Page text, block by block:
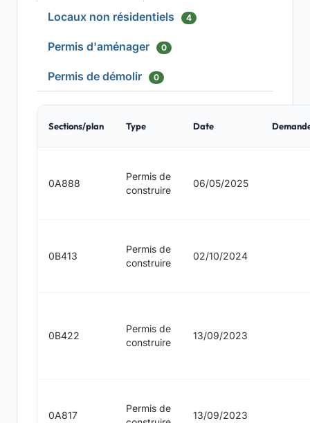
Locaux non résidentiels 4
Permis d'aménager 0
Permis de démolir 0
Sections/plan Type Date
0A888
Permis de
construire
06/05/2025
0B413
Permis de
construire
02/10/2024
0B422
Permis de
construire
13/09/2023
0A817
Permis de
13/09/2023